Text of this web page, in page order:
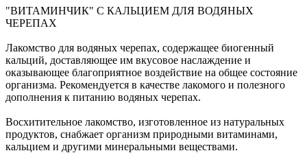
"ВИТАМИНЧИК" С КАЛЬЦИЕМ ДЛЯ ВОДЯНЫХ
ЧЕРЕПАХ
Лакомство для водяных черепах, содержащее биогенный
кальций, доставляющее им вкусовое наслаждение и
оказывающее благоприятное воздействие на общее состояние
организма. Рекомендуется в качестве лакомого и полезного
дополнения к питанию водяных черепах.
Восхитительное лакомство, изготовленное из натуральных
продуктов, снабжает организм природными витаминами,
кальцием и другими минеральными веществами.